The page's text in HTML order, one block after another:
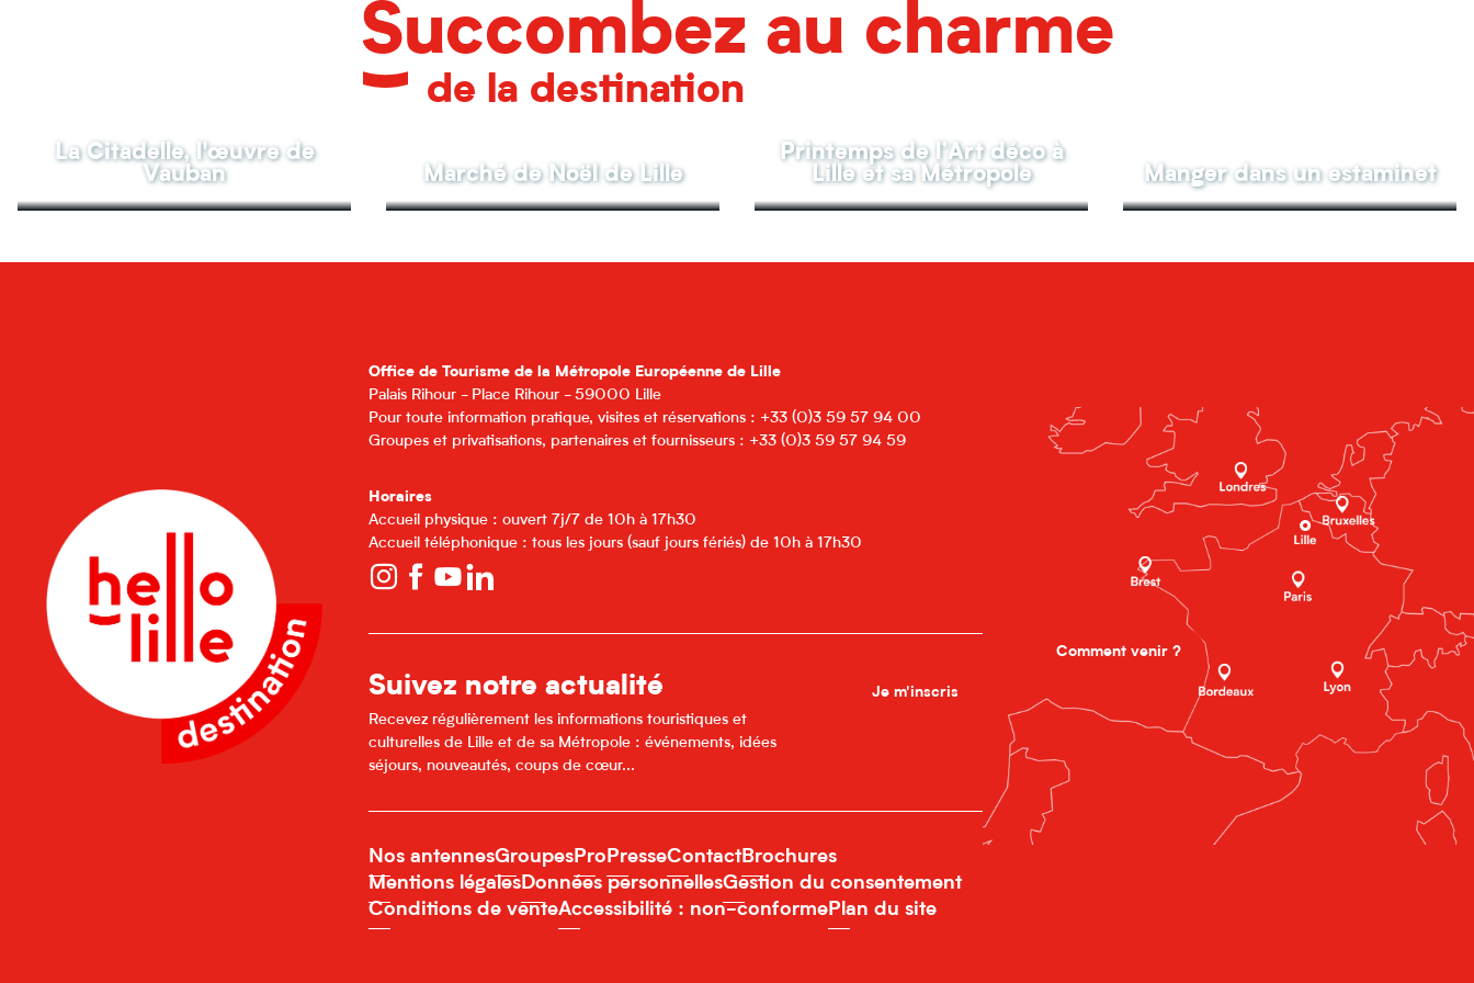
Succombez au charme
de la destination
La Citadelle, l'œuvre de
Vauban
Marché de Noël de Lille
Printemps de l’Art déco à
Lille et sa Métropole
Manger dans un estaminet
Office de Tourisme de la Métropole Européenne de Lille
Palais Rihour - Place Rihour - 59000 Lille
Pour toute information pratique, visites et réservations : +33 (0)3 59 57 94 00
Groupes et privatisations, partenaires et fournisseurs : +33 (0)3 59 57 94 59
Horaires
Accueil physique : ouvert 7j/7 de 10h à 17h30
Accueil téléphonique : tous les jours (sauf jours fériés) de 10h à 17h30
Suivez notre actualité
Recevez régulièrement les informations touristiques et
culturelles de Lille et de sa Métropole : événements, idées
séjours, nouveautés, coups de cœur...
Je m'inscris
Nos antennesGroupes Pro PresseContactBrochures
Mentions légales Données personnellesGestion du consentement
Conditions de venteAccessibilité : non-conforme Plan du site
Comment venir ?